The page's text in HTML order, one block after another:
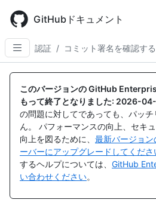
main
content
GitHubドキュメント
認証 / コミット署名を確認する
このバージョンの GitHub
もって終了となりました: 2026-
の問題に対してであっても、パッ
ん。 パフォーマンスの向上、セキ
向上を図るために、 最新バージョ
ーバーにアップグレードしてくださ
するヘルプについては、 GitHub
い合わせください。